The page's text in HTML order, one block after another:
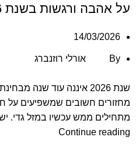
על אהבה ורגשות בשנת 2026
14/03/2026
By אורלי רוזנברג
שנת 2026 איננה עוד שנה
מחזורים חשובים שמשפיעים על
מתחילים ממש עכשיו במזל גדי.
Continue reading